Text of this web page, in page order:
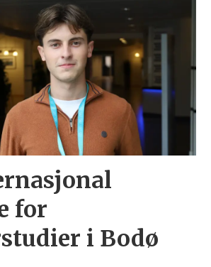
for
i Bodø